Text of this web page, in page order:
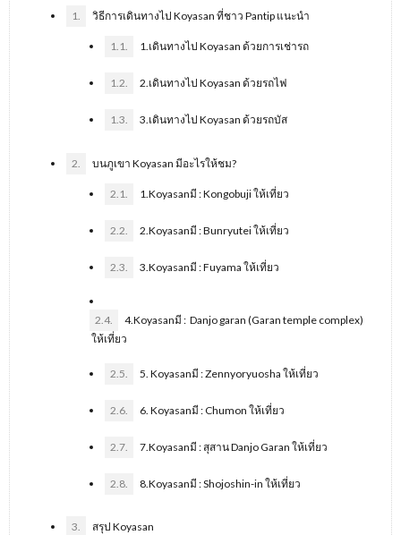
1. วิธีการเดินทางไป Koyasan ที่ชาว Pantip แนะนำ
1.1. 1.เดินทางไป Koyasan ด้วยการเช่ารถ
1.2. 2.เดินทางไป Koyasan ด้วยรถไฟ
1.3. 3.เดินทางไป Koyasan ด้วยรถบัส
2. บนภูเขา Koyasan มีอะไรให้ชม?
2.1. 1.Koyasanมี : Kongobuji ให้เที่ยว
2.2. 2.Koyasanมี : Bunryutei ให้เที่ยว
2.3. 3.Koyasanมี : Fuyama ให้เที่ยว
2.4.
4.Koyasanมี : Danjo garan (Garan temple complex)
ให้เที่ยว
2.5. 5. Koyasanมี : Zennyoryuosha ให้เที่ยว
2.6. 6. Koyasanมี : Chumon ให้เที่ยว
2.7. 7.Koyasanมี : สุสาน Danjo Garan ให้เที่ยว
2.8. 8.Koyasanมี : Shojoshin-in ให้เที่ยว
3. สรุป Koyasan